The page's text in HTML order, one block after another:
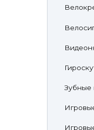
Зубные